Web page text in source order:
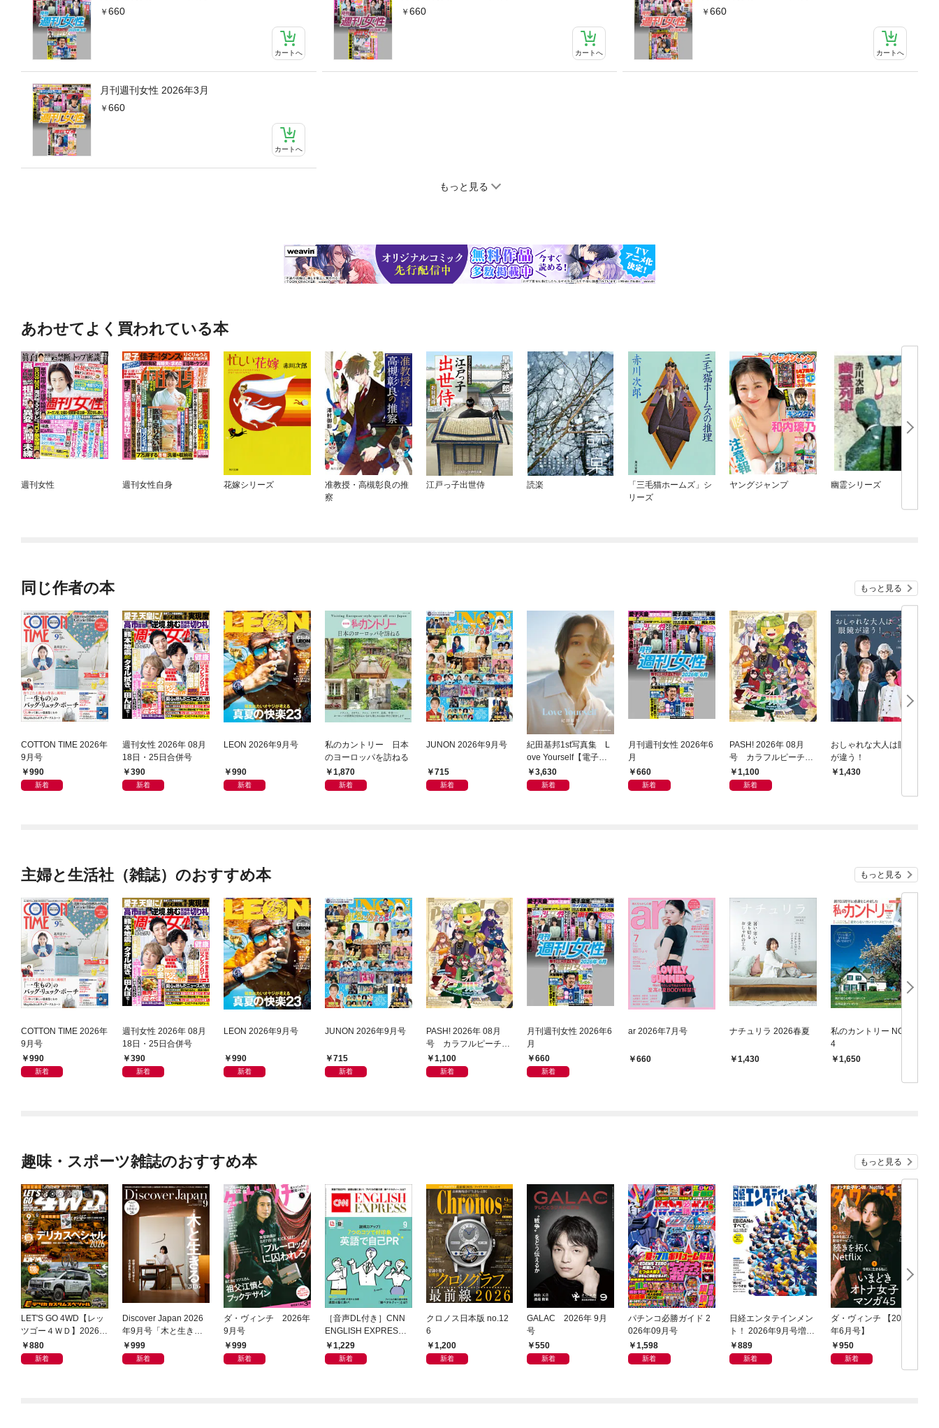
660
カートへ
660
カートへ
660
カートへ
月刊週刊女性 2026年3月
660
カートへ
もっと見る
あわせてよく買われている本
週刊女性 週刊女性自身 花嫁シリーズ
准教授・高槻彰良の推
察
江戸っ子出世侍 読楽
「三毛猫ホームズ」シ
リーズ
ヤングジャンプ 幽霊シリーズ
同じ作者の本 もっと見る
COTTON TIME 2026年
9月号
990
新着
週刊女性 2026年 08月
18日・25日合併号
390
新着
LEON 2026年9月号
990
新着
私のカントリー 日本
のヨーロッパを訪ねる
1,870
新着
JUNON 2026年9月号
715
新着
紀田基邦1st写真集 L
ove Yourself【電子版
特典カット付き】
3,630
新着
月刊週刊女性 2026年6
月
660
新着
PASH! 2026年 08月
号 カラフルピーチ特
集号1,100
新着
おしゃれな大人は眼鏡
が違う！
1,430
主婦と生活社（雑誌）のおすすめ本 もっと見る
COTTON TIME 2026年
9月号
990
新着
週刊女性 2026年 08月
18日・25日合併号
390
新着
LEON 2026年9月号
990
新着
JUNON 2026年9月号
715
新着
PASH! 2026年 08月
号 カラフルピーチ特
集号1,100
新着
月刊週刊女性 2026年6
月
660
新着
ar 2026年7月号
660
ナチュリラ 2026春夏
1,430
私のカントリー NO.12
4
1,650
趣味・スポーツ雑誌のおすすめ本 もっと見る
LET'S GO 4WD【レッ
ツゴー４ＷＤ】2026年
09月号
880
新着
Discover Japan 2026
年9月号「木と生きる
2026（表紙：古川琴音
さん）」
999
新着
ダ・ヴィンチ 2026年
9月号
999
新着
［音声DL付き］CNN
ENGLISH EXPRESS 2
026年9月号
1,229
新着
クロノス日本版 no.12
6
1,200
新着
GALAC 2026年 9月
号
550
新着
パチンコ必勝ガイド 2
026年09月号
1,598
新着
日経エンタテインメン
ト！ 2026年9月号増刊
【表紙：EBiDAN】
889
新着
ダ・ヴィンチ 【2026
年6月号】
950
新着